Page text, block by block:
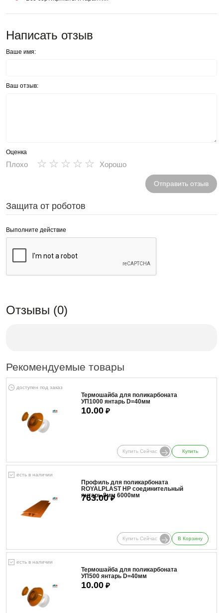
Написать отзыв
Ваше имя:
Ваш отзыв:
Оценка
Плохо ★
★
★
★
★ Хорошо
Отправить отзыв
Защита от роботов
Выполните действие
Отзывы (0)
Рекомендуемые товары
доступен под заказ
Термошайба для поликарбоната
УП1000 янтарь D=40мм
10.00 ₽
Купить Сейчас Купить
есть в наличии
Профиль для поликарбоната
ROYALPLAST HP соединительный
янтарь 8мм 6000мм
763.00₽
Купить Сейчас В Корзину
есть в наличии
Термошайба для поликарбоната
УП500 янтарь D=40мм
10.00 ₽